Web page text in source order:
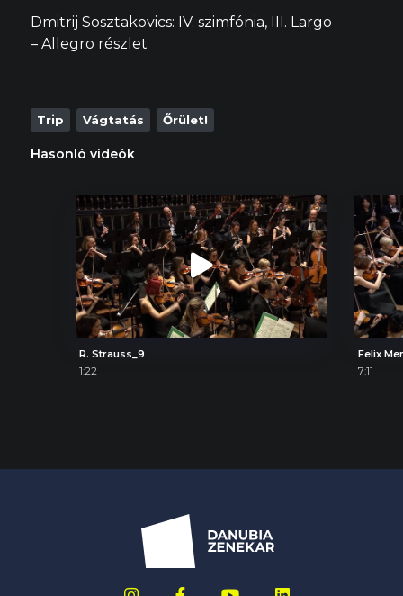
Dmitrij Sosztakovics: IV. szimfónia, III. Largo
– Allegro részlet
Trip Vágtatás Őrület!
Hasonló videók
R. Strauss_9
1:22
7:11